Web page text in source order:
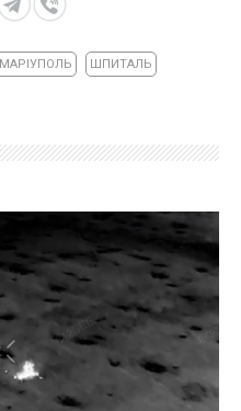
МАРІУПОЛЬ ШПИТАЛЬ